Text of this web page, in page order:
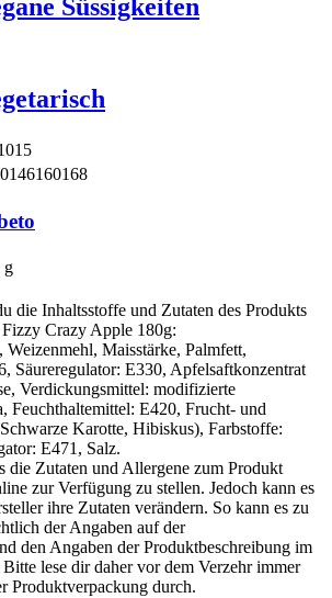
Süssigkeiten
g
die Inhaltsstoffe und Zutaten des Produkts
Crazy Apple 180g:
Weizenmehl, Maisstärke, Palmfett,
Säureregulator: E330, Apfelsaftkonzentrat
Verdickungsmittel: modifizierte
Feuchthaltemittel: E420, Frucht- und
Karotte, Hibiskus), Farbstoffe:
E471, Salz.
die Zutaten und Allergene zum Produkt
zur Verfügung zu stellen. Jedoch kann es
ihre Zutaten verändern. So kann es zu
der Angaben auf der
den Angaben der Produktbeschreibung im
lese dir daher vor dem Verzehr immer
Produktverpackung durch.